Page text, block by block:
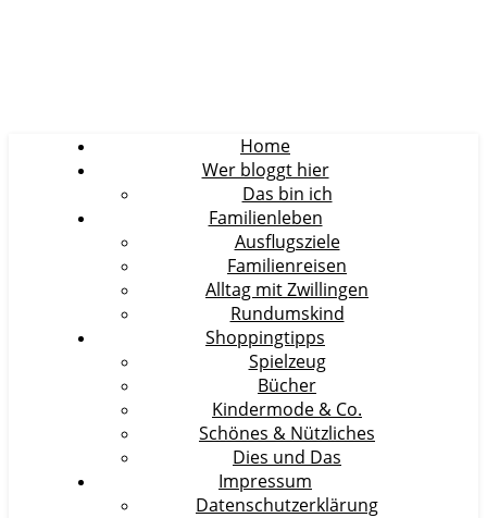
Home
Wer bloggt hier
Das bin ich
Familienleben
Ausflugsziele
Familienreisen
Alltag mit Zwillingen
Rundumskind
Shoppingtipps
Spielzeug
Bücher
Kindermode & Co.
Schönes & Nützliches
Dies und Das
Impressum
Datenschutzerklärung